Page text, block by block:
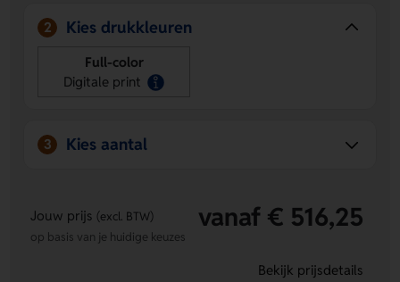
doosje
Ruimte voor je eigen ontwerp
volledig eigen ontwerp drukken op de rugzijde van de
kaarten en op het doosje.
in de hand.
Mooi en duurzaam resultaat
2 Kies drukkleuren
Full-color
Digitale print
3 Kies aantal
Jouw prijs (excl. BTW) vanaf € 516,25
op basis van je huidige keuzes
Bekijk prijsdetails